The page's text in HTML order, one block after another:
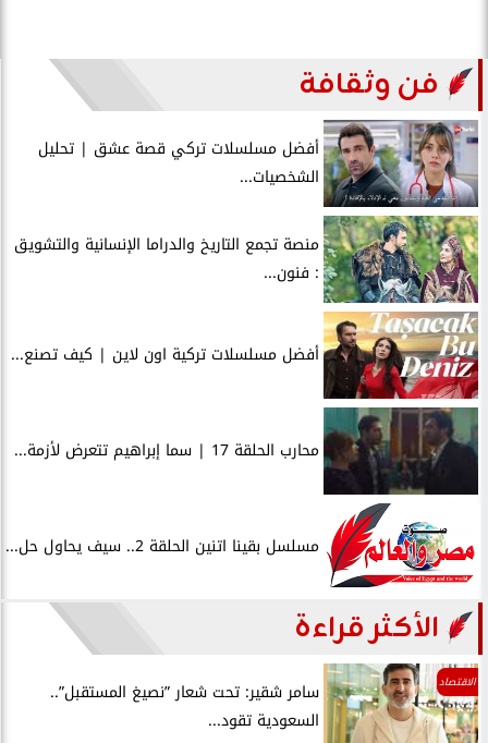
فن وثقافة
أفضل مسلسلات تركي قصة عشق | تحليل
الشخصيات...
منصة تجمع التاريخ والدراما الإنسانية والتشويق
: فنون...
أفضل مسلسلات تركية اون لاين | كيف تصنع...
محارب الحلقة 17 | سما إبراهيم تتعرض لأزمة...
مسلسل بقينا اتنين الحلقة 2.. سيف يحاول حل...
الأكثر قراءة
الاقتصاد
سامر شقير: تحت شعار ”نصيغ المستقبل”..
السعودية تقود...